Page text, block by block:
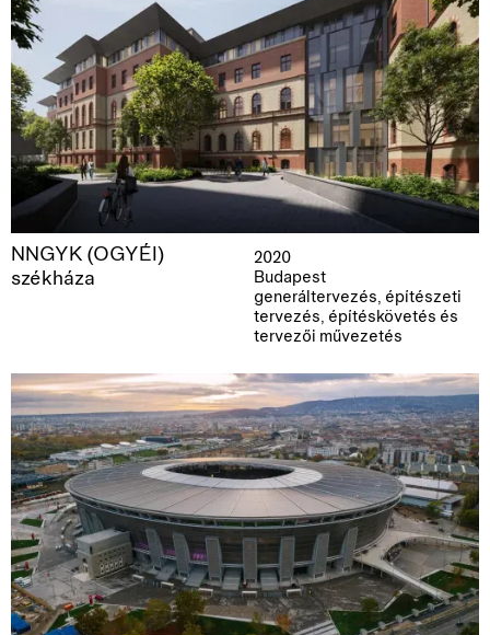
NNGYK (OGYÉI)
székháza
2020
Budapest
generáltervezés, építészeti
tervezés, építéskövetés és
tervezői művezetés